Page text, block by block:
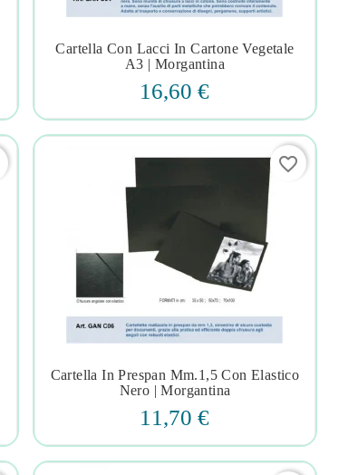
 
Cartella Con Lacci In Cartone Vegetale
A3 | Morgantina
16,60 €
   
Cartella In Prespan Mm.1,5 Con Elastico
Nero | Morgantina
11,70 €
favorite_border